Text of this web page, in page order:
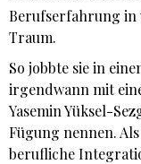
Berufserfahrung in
Traum.
So jobbte sie in
irgendwann mit
Yasemin Yüksel-
Fügung nennen.
berufliche